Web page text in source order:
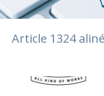
Article 1324